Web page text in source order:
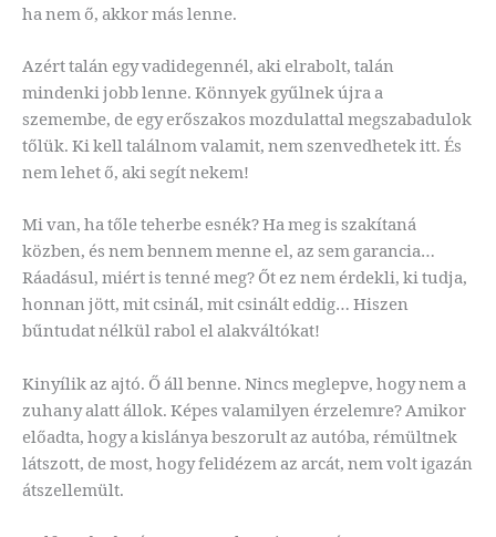
ha nem ő, akkor más lenne.
Azért talán egy vadidegennél, aki elrabolt, talán
mindenki jobb lenne. Könnyek gyűlnek újra a
szemembe, de egy erőszakos mozdulattal megszabadulok
tőlük. Ki kell találnom valamit, nem szenvedhetek itt. És
nem lehet ő, aki segít nekem!
Mi van, ha tőle teherbe esnék? Ha meg is szakítaná
közben, és nem bennem menne el, az sem garancia…
Ráadásul, miért is tenné meg? Őt ez nem érdekli, ki tudja,
honnan jött, mit csinál, mit csinált eddig… Hiszen
bűntudat nélkül rabol el alakváltókat!
Kinyílik az ajtó. Ő áll benne. Nincs meglepve, hogy nem a
zuhany alatt állok. Képes valamilyen érzelemre? Amikor
előadta, hogy a kislánya beszorult az autóba, rémültnek
látszott, de most, hogy felidézem az arcát, nem volt igazán
átszellemült.